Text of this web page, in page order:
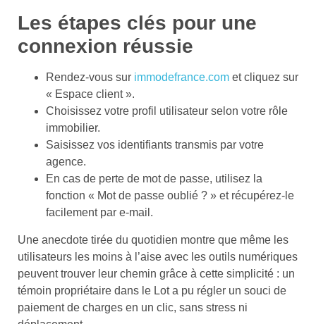
Les étapes clés pour une
connexion réussie
Rendez-vous sur immodefrance.com et cliquez sur
« Espace client ».
Choisissez votre profil utilisateur selon votre rôle
immobilier.
Saisissez vos identifiants transmis par votre
agence.
En cas de perte de mot de passe, utilisez la
fonction « Mot de passe oublié ? » et récupérez-le
facilement par e-mail.
Une anecdote tirée du quotidien montre que même les
utilisateurs les moins à l’aise avec les outils numériques
peuvent trouver leur chemin grâce à cette simplicité : un
témoin propriétaire dans le Lot a pu régler un souci de
paiement de charges en un clic, sans stress ni